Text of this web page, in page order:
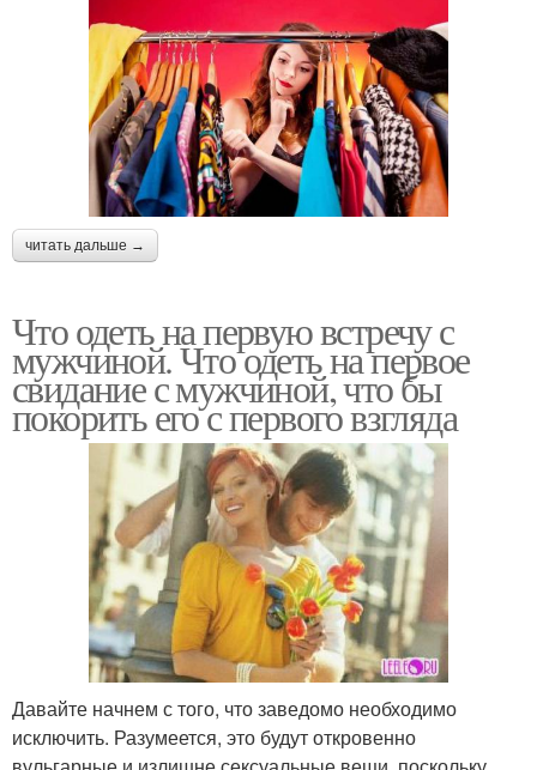
читать дальше →
Что одеть на первую встречу с
мужчиной. Что одеть на первое
свидание с мужчиной, что бы
покорить его с первого взгляда
Давайте начнем с того, что заведомо необходимо
исключить. Разумеется, это будут откровенно